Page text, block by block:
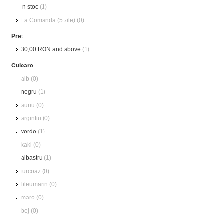
In stoc (1)
La Comanda (5 zile) (0)
Pret
30,00 RON and above (1)
Culoare
alb (0)
negru (1)
auriu (0)
argintiu (0)
verde (1)
kaki (0)
albastru (1)
turcoaz (0)
bleumarin (0)
maro (0)
bej (0)